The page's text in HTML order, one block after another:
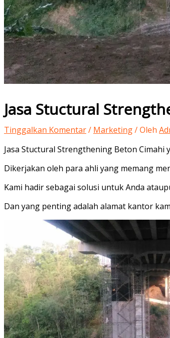
Jasa Stuctural
Tinggalkan Komentar/ Marketing/ Oleh
Jasa Stuctural Strengthening Beton
Dikerjakan oleh para ahli yang memang
Kami hadir sebagai solusi untuk Anda
Dan yang penting adalah alamat kantor